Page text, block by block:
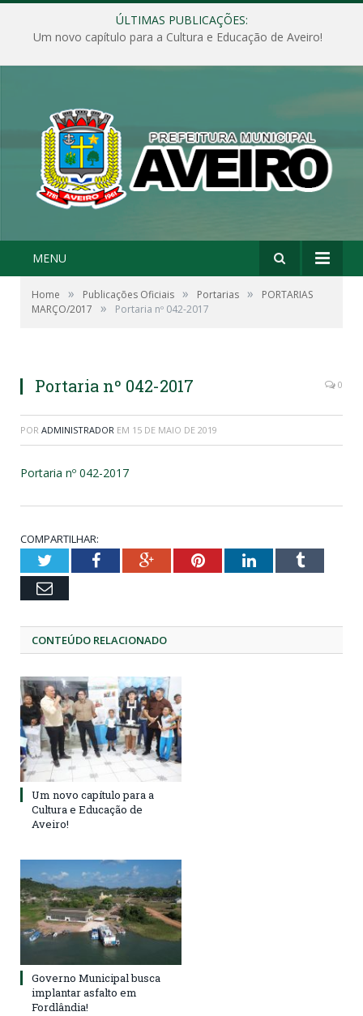
ÚLTIMAS PUBLICAÇÕES:
Um novo capítulo para a Cultura e Educação de Aveiro!
MENU
Home » Publicações Oficiais » Portarias »
PORTARIAS
MARÇO/2017
» Portaria nº 042-2017
Portaria nº 042-2017 0
POR ADMINISTRADOR EM 15 DE MAIO DE 2019
Portaria nº 042-2017
COMPARTILHAR:
TwitterFacebookGoogle+PinterestLinkedInTumblr
Email
CONTEÚDO RELACIONADO
Um novo capítulo para a
Cultura e Educação de
Aveiro!
Governo Municipal busca
implantar asfalto em
Fordlândia!